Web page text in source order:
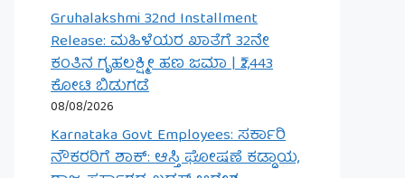
Gruhalakshmi 32nd Installment
Release: ಮಹಿಳೆಯರ ಖಾತೆಗೆ 32ನೇ
ಕಂತಿನ ಗೃಹಲಕ್ಷ್ಮೀ ಹಣ ಜಮಾ | ₹2,443
ಕೋಟಿ ಬಿಡುಗಡೆ
08/08/2026
Karnataka Govt Employees: ಸರ್ಕಾರಿ
ನೌಕರರಿಗೆ ಶಾಕ್: ಆಸ್ತಿ ಘೋಷಣೆ ಕಡ್ಡಾಯ,